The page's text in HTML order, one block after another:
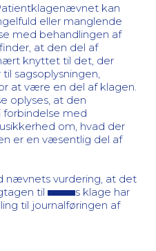
kan
eller manglende
med behandlingen af
at den del af
knyttet til det, der
sagsoplysningen,
at være en del af klagen.
oplyses, at den
forbindelse med
om, hvad der
er en væsentlig del af
nævnets vurdering, at det
til
s klage har
til journalføringen af